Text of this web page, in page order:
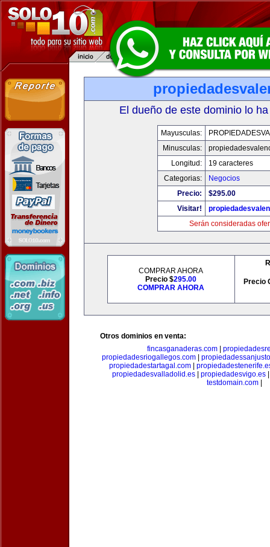
El dueño de este dominio lo
Mayusculas:
Minusculas:
Longitud:
19 caracteres
Categorias:
Negocios
Precio:
$295.00
Visitar!
Serán consideradas
COMPRAR AHORA
Precio $295.00
COMPRAR AHORA
Precio
Otros dominios en venta:
fincasganaderas.com|
propiedadesriogallegos.com|
propiedadestartagal.com|
propiedadesvalladolid.es
propiedadesvigo.es
testdomain.com